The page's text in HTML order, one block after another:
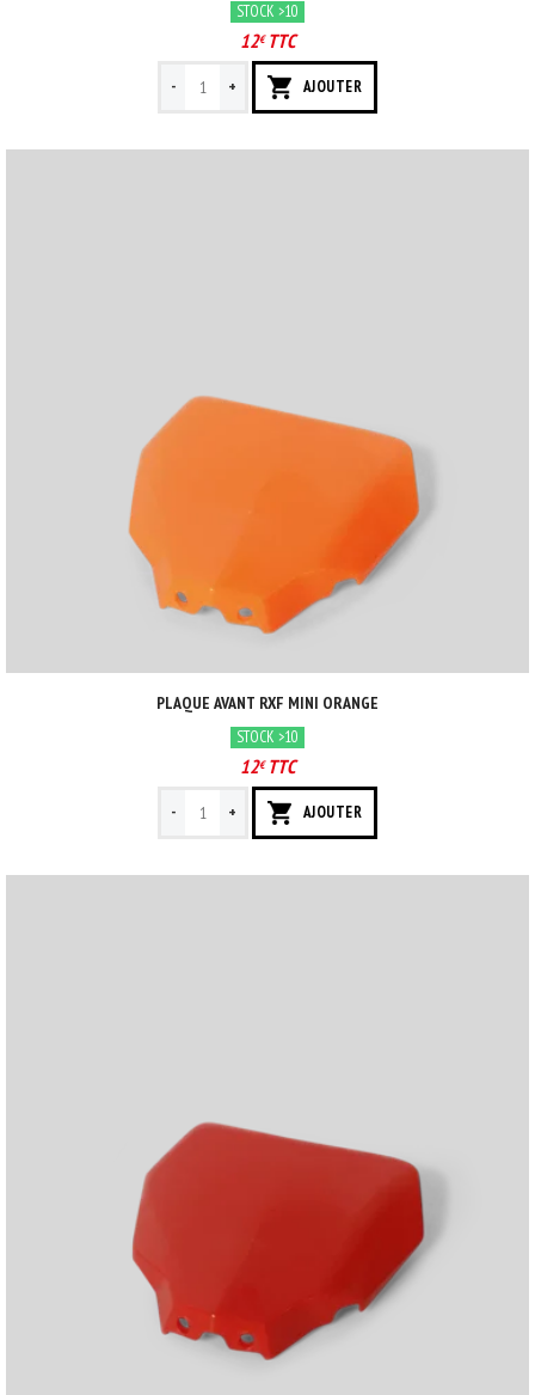
STOCK >10
12€TTC
- + AJOUTER
PLAQUE AVANT RXF MINI ORANGE
STOCK >10
12€TTC
- + AJOUTER